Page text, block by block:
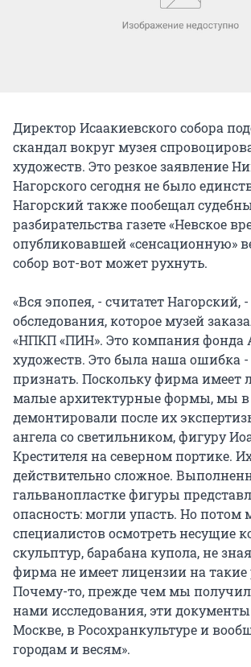
Директор Исаакиевского собора
скандал вокруг музея
художеств. Это резкое заявление
Нагорского сегодня не было
Нагорский также пообещал
разбирательства газете «Невское
опубликовавшей «сенсационную»
собор вот-вот может рухнуть.
«Вся эпопея, - считатет Нагорский,
обследования, которое музей
«НПКП «ПИН». Это компания фонда
художеств. Это была наша ошибка -
признать. Поскольку фирма имеет
малые архитектурные формы, мы
демонтировали после их
ангела со светильником, фигуру
Крестителя на северном портике.
действительно сложное.
гальванопластке фигуры
опасность: могли упасть. Но
специалистов осмотреть несущие
скульптур, барабана купола, не
фирма не имеет лицензии на такие
Почему-то, прежде чем мы
нами исследования, эти документы
Москве, в Росохранкультуре и
городам и весям».